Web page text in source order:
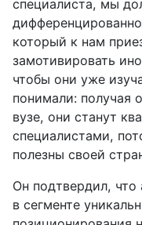
специалиста, мы
который к нам
замотивировать
чтобы они уже
понимали: получая
вузе, они станут
специалистами,
полезны своей
Он подтвердил, что
в сегменте